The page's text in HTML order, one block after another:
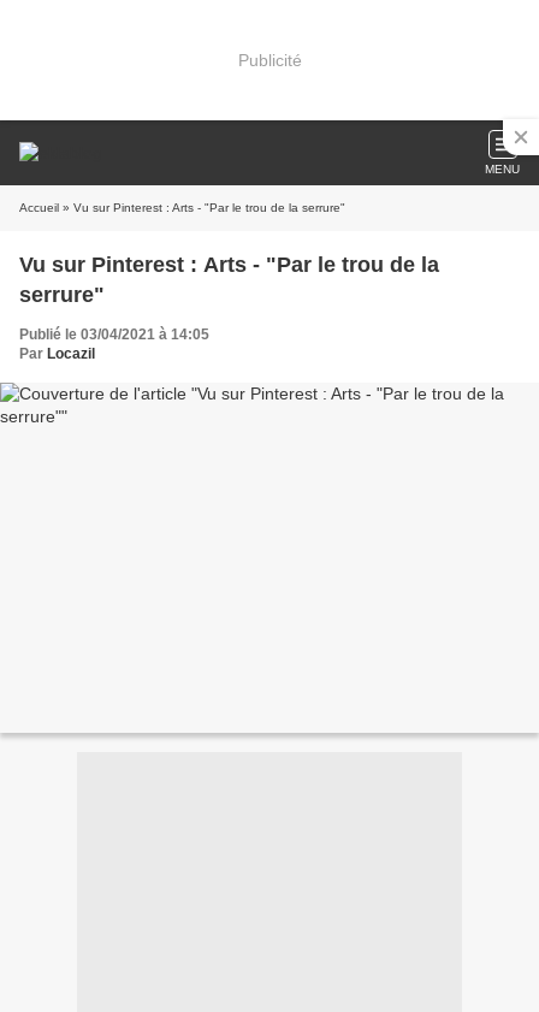
Publicité
MENU
Accueil » Vu sur Pinterest : Arts - "Par le trou de la serrure"
Vu sur Pinterest : Arts - "Par le trou de la
serrure"
Publié le 03/04/2021 à 14:05
Par Locazil